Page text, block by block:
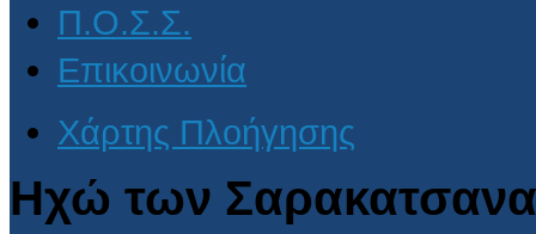
Π.Ο.Σ.Σ.
Επικοινωνία
Χάρτης Πλοήγησης
Ηχώ των